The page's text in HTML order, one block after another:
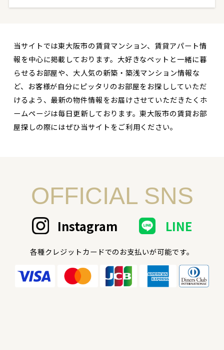
当サイトでは東大阪市の賃貸マンション、賃貸アパート情
報を中心に掲載しております。大好きなペットと一緒に暮
らせるお部屋や、大人気の新築・築浅マンション情報な
ど、お客様が自分にピッタリのお部屋をお探ししていただ
けるよう、最新の物件情報をお届けさせていただきたくホ
ームページは毎日更新しております。東大阪市の賃貸お部
屋探しの際にはぜひ当サイトをご利用ください。
OFFICIAL SNS
Instagram LINE
各種クレジットカードでのお支払いが可能です。